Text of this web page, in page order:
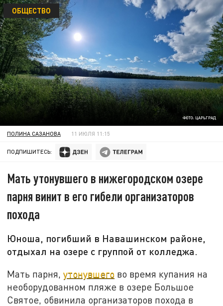
ФОТО: ЦАРЬГРАД
ОБЩЕСТВО
ПОЛИНА САЗАНОВА 11 ИЮЛЯ 11:15
ПОДПИШИТЕСЬ:
Мать утонувшего в нижегородском озере
парня винит в его гибели организаторов
похода
Юноша, погибший в Навашинском районе,
отдыхал на озере с группой от колледжа.
Мать парня,утонувшего во время купания на
необорудованном пляже в озере Большое
Святое, обвинила организаторов похода в